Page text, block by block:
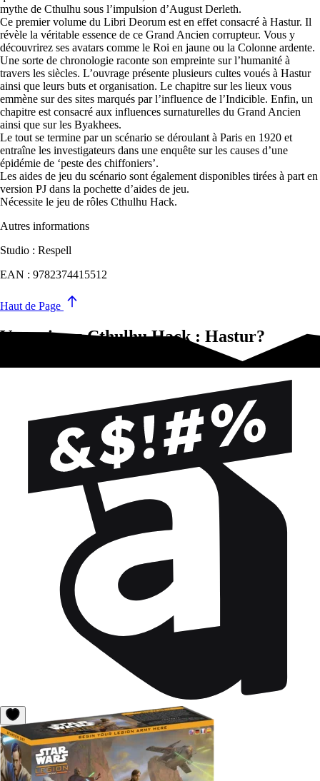
mythe de Cthulhu sous l’impulsion d’August Derleth.
Ce premier volume du Libri Deorum est en effet consacré à Hastur. Il
révèle la véritable essence de ce Grand Ancien corrupteur. Vous y
découvrirez ses avatars comme le Roi en jaune ou la Colonne ardente.
Une sorte de chronologie raconte son empreinte sur l’humanité à
travers les siècles. L’ouvrage présente plusieurs cultes voués à Hastur
ainsi que leurs buts et organisation. Le chapitre sur les lieux vous
emmène sur des sites marqués par l’influence de l’Indicible. Enfin, un
chapitre est consacré aux influences surnaturelles du Grand Ancien
ainsi que sur les Byakhees.
Le tout se termine par un scénario se déroulant à Paris en 1920 et
entraîne les investigateurs dans une enquête sur les causes d’une
épidémie de ‘peste des chiffoniers’.
Les aides de jeu du scénario sont également disponibles tirées à part en
version PJ dans la pochette d’aides de jeu.
Nécessite le jeu de rôles Cthulhu Hack.
Autres informations
Studio : Respell
EAN : 9782374415512
Haut de Page
Vous aimez Cthulhu Hack : Hastur?